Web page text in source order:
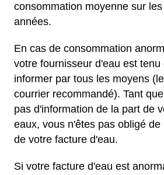
consommation moyenne sur
années.
En cas de consommation
votre fournisseur d'eau est tenu
informer par tous les moyens
courrier recommandé). Tant
pas d'information de la part de
eaux, vous n'êtes pas obligé
de votre facture d'eau.
Si votre facture d'eau est